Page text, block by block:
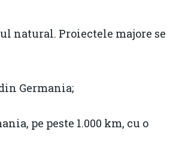
natural. Proiectele majore se
Germania;
pe peste 1.000 km, cu o
Daniel Apostol